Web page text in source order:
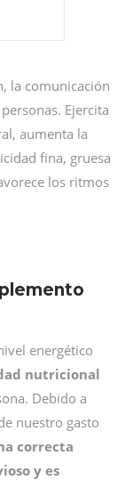
la comunicación
Ejercita
aumenta la
fina, gruesa
los ritmos
energético
nutricional
Debido a
nuestro gasto
correcta
y es